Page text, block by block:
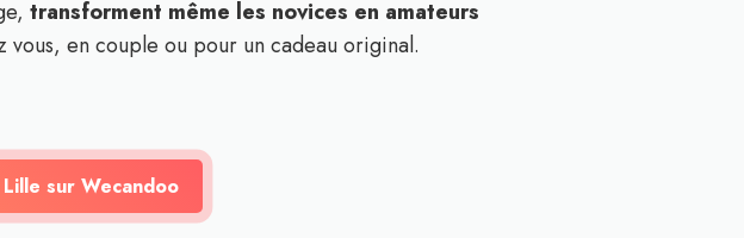
transforment même les novices en amateurs
en couple ou pour un cadeau original.
sur Wecandoo